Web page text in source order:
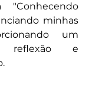
"Conhecendo
minhas
um
reflexão e